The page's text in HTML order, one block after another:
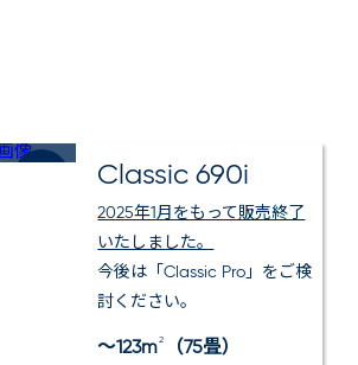
Classic 690i
2025年1月をもって販売終了
いたしました。
今後は「Classic Pro」をご検
討ください。
～123m2 （75畳）